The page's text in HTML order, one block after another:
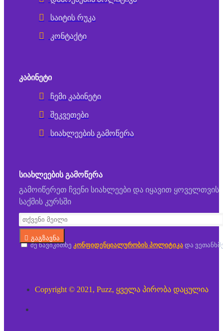
საიტის რუკა
კონტაქტი
ᲙᲐᲑᲘᲜᲔᲢᲘ
ჩემი კაბინეტი
შეკვეთები
სიახლეების გამოწერა
ᲡᲘᲐᲮᲚᲔᲔᲑᲘᲡ ᲒᲐᲛᲝᲬᲔᲠᲐ
გამოიწერეთ ჩვენი სიახლეები და იყავით ყოველთვის
საქმის კურსში
გაგზავნა
მე წავიკითხე კონფიდენციალურობის პოლიტიკა და
Copyright © 2021, Puzz, ყველა პირობა დაცულია